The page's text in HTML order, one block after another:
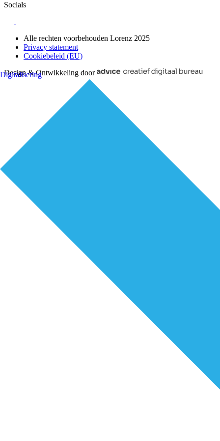
Digitalisering
Socials
Alle rechten voorbehouden Lorenz 2025
Privacy statement
Cookiebeleid (EU)
Design & Ontwikkeling door